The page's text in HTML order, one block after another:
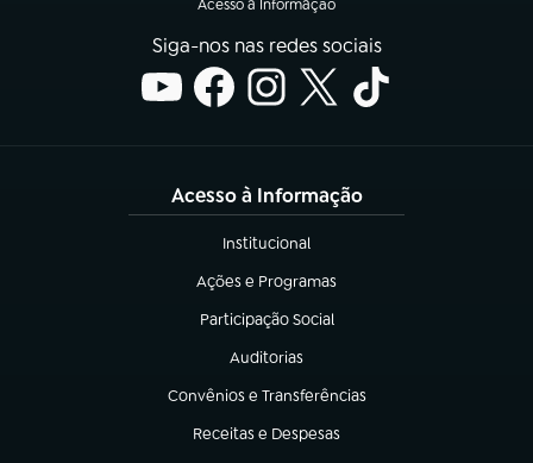
Acesso à Informação
Siga-nos nas redes sociais
Acesso à Informação
Institucional
(abre em nova aba)
Ações e Programas
(abre em nova aba)
Participação Social
(abre em nova aba)
Auditorias
(abre em nova aba)
Convênios e Transferências
(abre em nova aba)
Receitas e Despesas
(abre em nova aba)